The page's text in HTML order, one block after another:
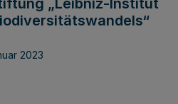
„Leibniz-Institut
2023